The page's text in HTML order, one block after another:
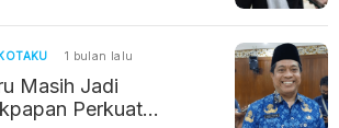
1 bulan lalu
Masih Jadi
Perkuat